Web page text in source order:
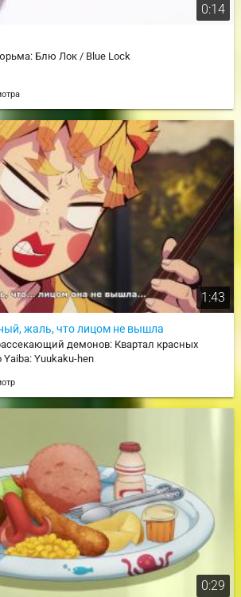
0:14
Блю Лок / Blue Lock
1:43
жаль, что лицом не вышла
демонов: Квартал красных
Yuukaku-hen
0:29